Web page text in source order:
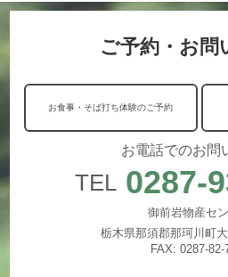
ご予約・お問
お食事・そば打ち体験のご予約
お電話でのお問
TEL 0287-
御前岩物産セ
栃木県那須郡那珂川町
FAX: 0287-82-